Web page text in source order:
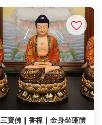
三寶佛｜香樟｜金身坐蓮體